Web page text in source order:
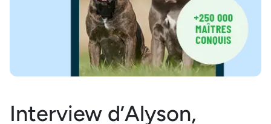
Interview d’Alyson,